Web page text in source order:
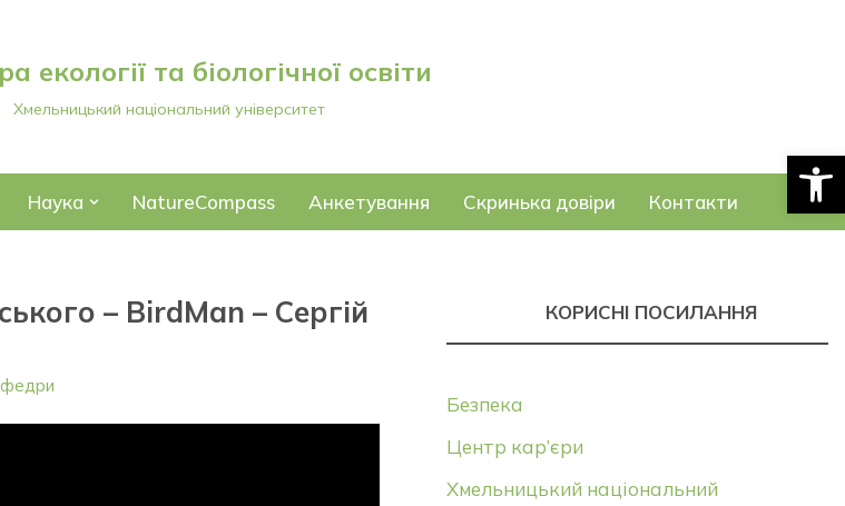
екології та біологічної освіти
Хмельницький національний університет
Наука NatureCompass Анкетування Скринька довіри Контакти
– BirdMan – Сергій
КОРИСНІ ПОСИЛАННЯ
Безпека
Центр кар’єри
Хмельницький національний